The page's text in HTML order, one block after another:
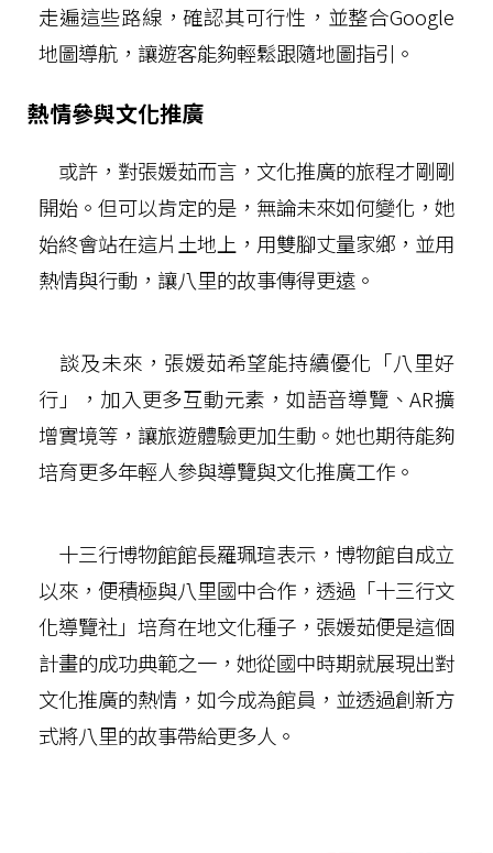
走遍這些路線，確認其可行性，並整合Google
地圖導航，讓遊客能夠輕鬆跟隨地圖指引。
熱情參與文化推廣
或許，對張媛茹而言，文化推廣的旅程才剛剛
開始。但可以肯定的是，無論未來如何變化，她
始終會站在這片土地上，用雙腳丈量家鄉，並用
熱情與行動，讓八里的故事傳得更遠。
談及未來，張媛茹希望能持續優化「八里好
行」，加入更多互動元素，如語音導覽、AR擴
增實境等，讓旅遊體驗更加生動。她也期待能夠
培育更多年輕人參與導覽與文化推廣工作。
十三行博物館館長羅珮瑄表示，博物館自成立
以來，便積極與八里國中合作，透過「十三行文
化導覽社」培育在地文化種子，張媛茹便是這個
計畫的成功典範之一，她從國中時期就展現出對
文化推廣的熱情，如今成為館員，並透過創新方
式將八里的故事帶給更多人。